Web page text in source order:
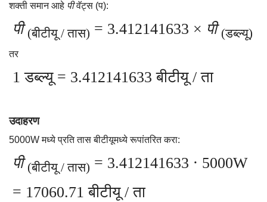
शक्ती समान आहे पीवॅट्स (प):
पी(बीटीयू / तास) = 3.412141633 × पी(डब्ल्यू)
तर
1 डब्ल्यू = 3.412141633 बीटीयू / ता
उदाहरण
5000W मध्ये प्रति तास बीटीयूमध्ये रूपांतरित करा:
पी(बीटीयू / तास) = 3.412141633 ⋅ 5000W
= 17060.71 बीटीयू / ता